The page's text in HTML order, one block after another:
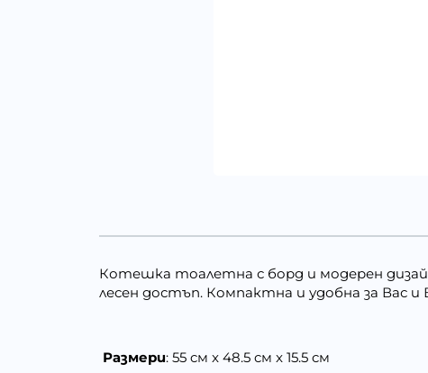
Котешка тоалетна с борд и модерен
лесен достъп. Компактна и удобна за Вас
Размери: 55 cм x 48.5 cм x 15.5 cм